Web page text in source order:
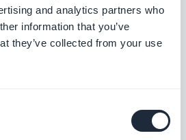
and analytics partners who
information that you’ve
they’ve collected from your use
isso não significa que você